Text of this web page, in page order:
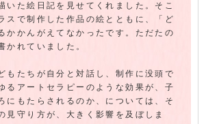
いた絵日記を見せてくれました。そこ
スで制作した作品の絵とともに、「ど
かかんがえてなかったです。ただたの
かれていました。
もたちが自分と対話し、制作に没頭で
るアートセラピーのような効果が、子
にもたらされるのか、については、そ
見守り方が、大きく影響を及ぼしま